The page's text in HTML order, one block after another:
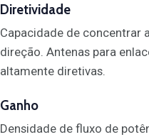
Diretividade
Capacidade de concentrar
direção. Antenas para
altamente diretivas.
Ganho
Densidade de fluxo de